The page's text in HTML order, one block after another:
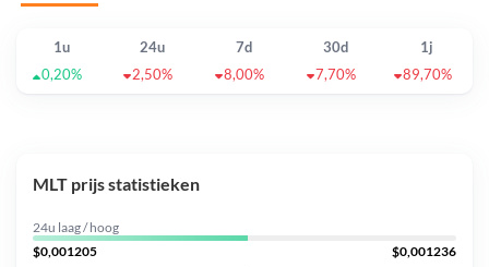
1u 24u 7d 30d
1j
0,20%
2,50% 8,00% 7,70% 89,70%
MLT prijs statistieken
24u laag / hoog
$0,001205
$0,001236